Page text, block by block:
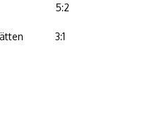
5:2
3:1